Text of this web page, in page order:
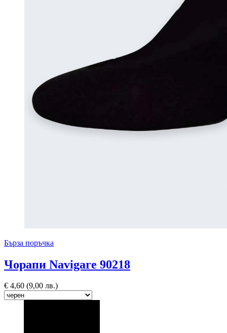
Бърза поръчка
Чорапи Navigare 90218
€ 4,60 (9,00 лв.)